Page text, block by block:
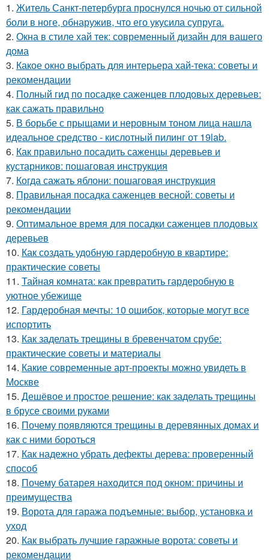
1. Житель Санкт-петербурга проснулся ночью от сильной
боли в ноге, обнаружив, что его укусила супруга.
2. Окна в стиле хай тек: современный дизайн для вашего
дома
3. Какое окно выбрать для интерьера хай-тека: советы и
рекомендации
4. Полный гид по посадке саженцев плодовых деревьев:
как сажать правильно
5. В борьбе с прыщами и неровным тоном лица нашла
идеальное средство - кислотный пилинг от 19lab.
6. Как правильно посадить саженцы деревьев и
кустарников: пошаговая инструкция
7. Когда сажать яблони: пошаговая инструкция
8. Правильная посадка саженцев весной: советы и
рекомендации
9. Оптимальное время для посадки саженцев плодовых
деревьев
10. Как создать удобную гардеробную в квартире:
практические советы
11. Тайная комната: как превратить гардеробную в
уютное убежище
12. Гардеробная мечты: 10 ошибок, которые могут все
испортить
13. Как заделать трещины в бревенчатом срубе:
практические советы и материалы
14. Какие современные арт-проекты можно увидеть в
Москве
15. Дешёвое и простое решение: как заделать трещины
в брусе своими руками
16. Почему появляются трещины в деревянных домах и
как с ними бороться
17. Как надежно убрать дефекты дерева: проверенный
способ
18. Почему батарея находится под окном: причины и
преимущества
19. Ворота для гаража подъемные: выбор, установка и
уход
20. Как выбрать лучшие гаражные ворота: советы и
рекомендации